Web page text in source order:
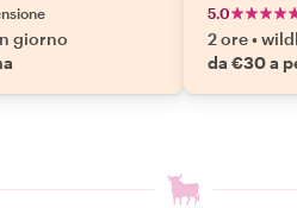
giorno
5.0
2 ore•
da €30 a